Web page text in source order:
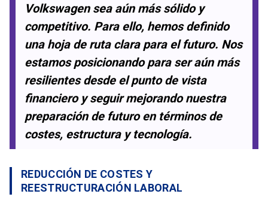
Volkswagen sea aún más sólido y
competitivo. Para ello, hemos definido
una hoja de ruta clara para el futuro. Nos
estamos posicionando para ser aún más
resilientes desde el punto de vista
financiero y seguir mejorando nuestra
preparación de futuro en términos de
costes, estructura y tecnología.
REDUCCIÓN DE COSTES Y
REESTRUCTURACIÓN LABORAL